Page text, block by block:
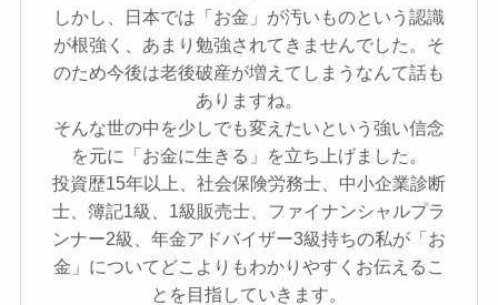
しかし、日本では「お金」が汚いものという認識
が根強く、あまり勉強されてきませんでした。そ
のため今後は老後破産が増えてしまうなんて話も
ありますね。
そんな世の中を少しでも変えたいという強い信念
を元に「お金に生きる」を立ち上げました。
投資歴15年以上、社会保険労務士、中小企業診断
士、簿記1級、1級販売士、ファイナンシャルプラ
ンナー2級、年金アドバイザー3級持ちの私が「お
金」についてどこよりもわかりやすくお伝えるこ
とを目指していきます。